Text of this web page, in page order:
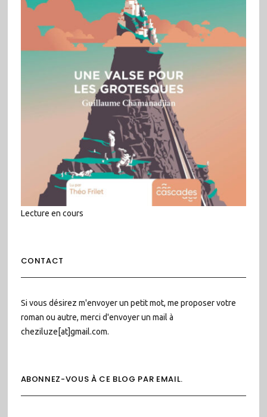
Lecture en cours
CONTACT
Si vous désirez m'envoyer un petit mot, me proposer votre
roman ou autre, merci d'envoyer un mail à
cheziluze[at]gmail.com.
ABONNEZ-VOUS À CE BLOG PAR EMAIL.